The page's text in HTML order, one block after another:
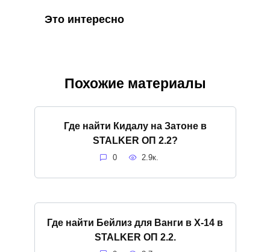
Это интересно
Похожие материалы
Где найти Кидалу на Затоне в
STALKER ОП 2.2?
0 2.9к.
Где найти Бейлиз для Ванги в X-14 в
STALKER ОП 2.2.